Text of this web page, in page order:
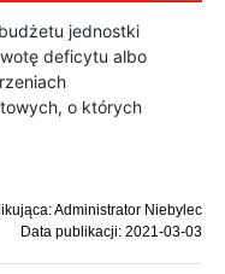
jednostki
deficytu albo
o których
Administrator Niebylec
Data publikacji: 2021-03-03